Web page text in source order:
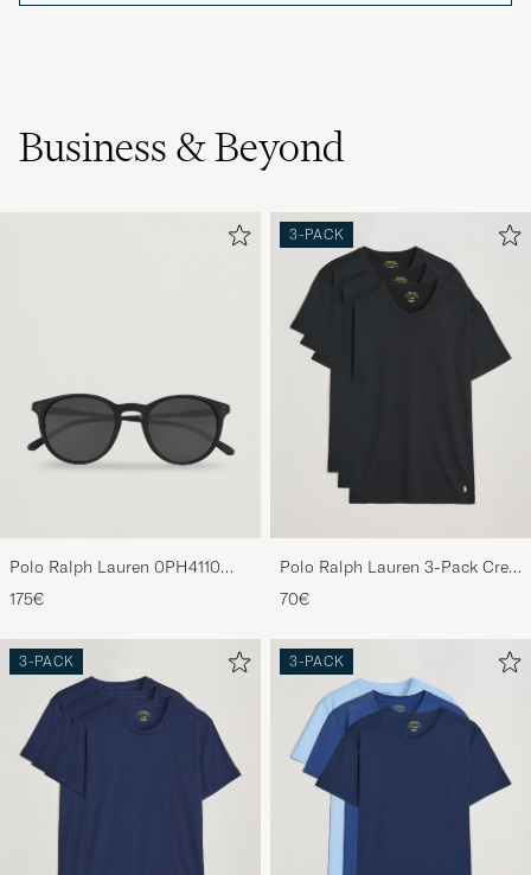
Business & Beyond
Polo Ralph Lauren 0PH4110
Round Sunglasses Matte Black
175€
3-PACK
Polo Ralph Lauren 3-Pack Crew
Neck T-Shirt Black
70€
3-PACK 3-PACK